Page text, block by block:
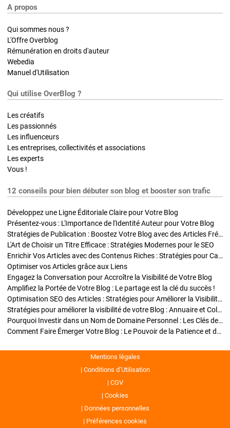
A propos
Qui sommes nous ?
L'Offre Overblog
Rémunération en droits d'auteur
Webedia
Manuel d'Utilisation
Qui utilise OverBlog ?
Les créatifs
Les passionnés
Les influenceurs
Les entreprises, collectivités et associations
Les experts
Vous !
12 conseils pour bien débuter son blog et booster son trafic
Développez une Ligne Éditoriale Claire pour Votre Blog
Présentez-vous : L'Importance de l'Identité Auteur pour Votre Blog
Stratégies de Publication : Boostez Votre Blog avec des Articles Fréquents et Exclusifs
L'Art de Choisir un Titre Efficace : Stratégies Modernes pour le SEO
Enrichir Vos Articles avec des Contenus Riches : Stratégies pour Captiver et Optimiser
Optimiser vos Articles grâce aux Liens
Engagez la Conversation pour Accroître la Visibilité de Votre Blog
Amplifiez la Portée de Votre Blog : Le partage est la clé du succès !
Optimisation SEO des Articles : Stratégies pour Améliorer la Visibilité de Votre Blog
Stratégies pour améliorer la visibilité de votre Blog : Annuaire et Collaborations
Pourquoi Investir dans un Nom de Domaine Personnel : Les Clés de la Réussite de Votre Blog
Comment Faire Émerger Votre Blog : Le Pouvoir de la Patience et de la Persévérance
Mentions légales
Conditions d’Utilisation
CGV
Cookies
Données personnelles
Préférences cookies